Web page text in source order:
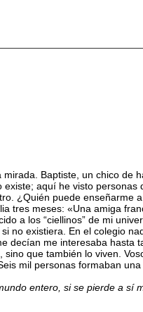
Baptiste, un chico de
aquí he visto
¿Quién puede
tres meses: «Una amiga
a los “ciellinos” de mi
existiera. En el colegio
me interesaba
que también lo viven.
mil personas formaban
entero, si se pierde a sí